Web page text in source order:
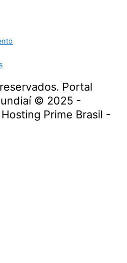
Portal
© 2025 -
Prime Brasil -